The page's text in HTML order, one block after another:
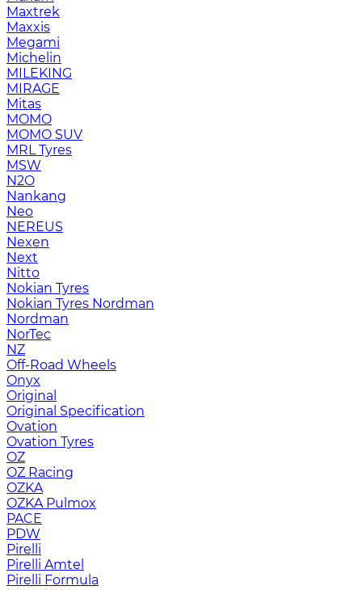
Maxtrek
Maxxis
Megami
Michelin
MILEKING
MIRAGE
Mitas
MOMO
MOMO SUV
MRL Tyres
MSW
N2O
Nankang
Neo
NEREUS
Nexen
Next
Nitto
Nokian Tyres
Nokian Tyres Nordman
Nordman
NorTec
NZ
Off-Road Wheels
Onyx
Original
Original Specification
Ovation
Ovation Tyres
OZ
OZ Racing
OZKA
OZKA Pulmox
PACE
PDW
Pirelli
Pirelli Amtel
Pirelli Formula